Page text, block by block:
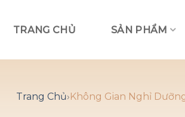
content
TRANG CHỦ SẢN PHẨM
Trang Chủ›Không Gian Nghỉ